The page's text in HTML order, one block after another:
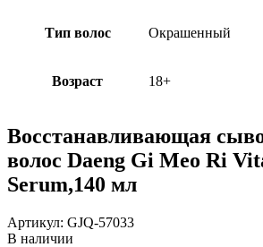
Тип волос Окрашенный
Возраст 18+
Восстанавливающая
волос Daeng Gi Meo Ri
Serum,140 мл
Артикул: GJQ-57033
В наличии